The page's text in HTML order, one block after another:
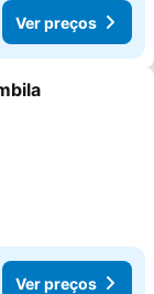
Ver preços
favoritos
Ver preços